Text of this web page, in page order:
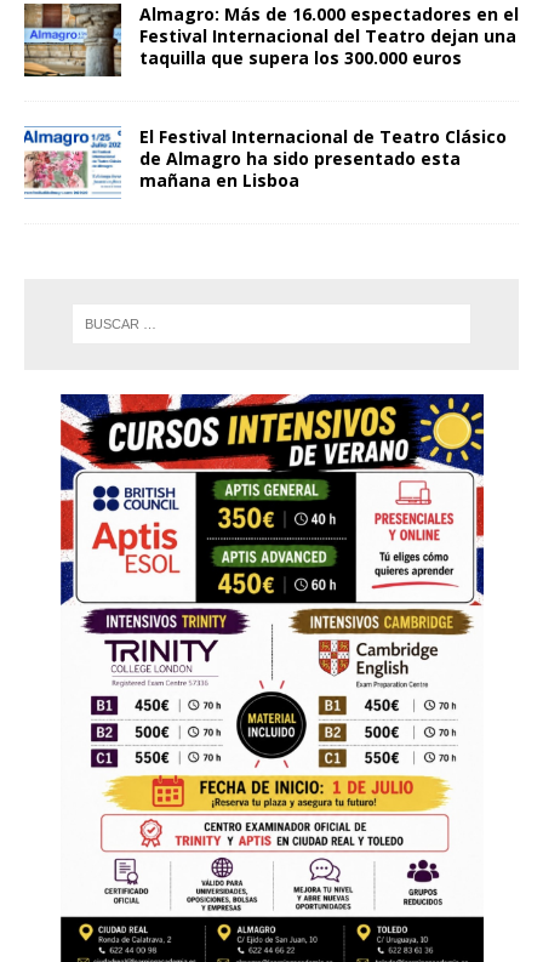
Almagro: Más de 16.000 espectadores en el
Festival Internacional del Teatro dejan una
taquilla que supera los 300.000 euros
El Festival Internacional de Teatro Clásico
de Almagro ha sido presentado esta
mañana en Lisboa